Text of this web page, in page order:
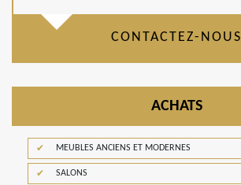
CONTACTEZ-NOUS
ACHATS
MEUBLES ANCIENS ET MODERNES
SALONS